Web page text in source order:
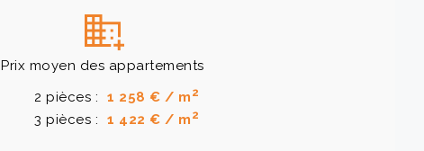
Prix moyen des appartements
2 pièces :
1 258 € / m 2
3 pièces : 1 422 € / m 2